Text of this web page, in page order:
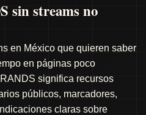
sin streams no
en México que quieren saber
en páginas poco
significa recursos
públicos, marcadores,
claras sobre